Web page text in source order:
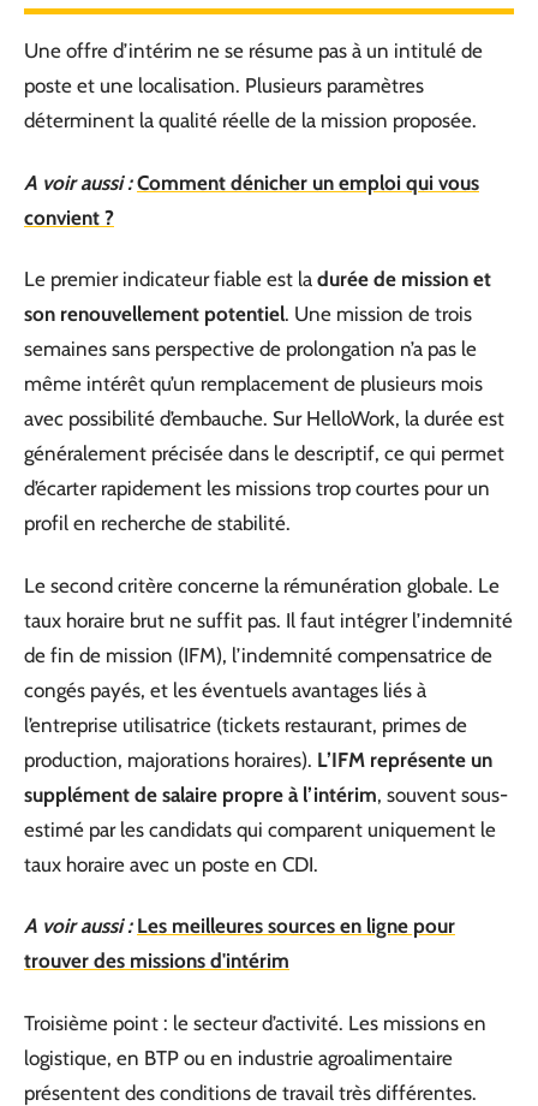
Une offre d’intérim ne se résume pas à un intitulé de
poste et une localisation. Plusieurs paramètres
déterminent la qualité réelle de la mission proposée.
A voir aussi : Comment dénicher un emploi qui vous
convient ?
Le premier indicateur fiable est la durée de mission et
son renouvellement potentiel. Une mission de trois
semaines sans perspective de prolongation n’a pas le
même intérêt qu’un remplacement de plusieurs mois
avec possibilité d’embauche. Sur HelloWork, la durée est
généralement précisée dans le descriptif, ce qui permet
d’écarter rapidement les missions trop courtes pour un
profil en recherche de stabilité.
Le second critère concerne la rémunération globale. Le
taux horaire brut ne suffit pas. Il faut intégrer l’indemnité
de fin de mission (IFM), l’indemnité compensatrice de
congés payés, et les éventuels avantages liés à
l’entreprise utilisatrice (tickets restaurant, primes de
production, majorations horaires). L’IFM représente un
supplément de salaire propre à l’intérim, souvent sous-
estimé par les candidats qui comparent uniquement le
taux horaire avec un poste en CDI.
A voir aussi : Les meilleures sources en ligne pour
trouver des missions d'intérim
Troisième point : le secteur d’activité. Les missions en
logistique, en BTP ou en industrie agroalimentaire
présentent des conditions de travail très différentes.